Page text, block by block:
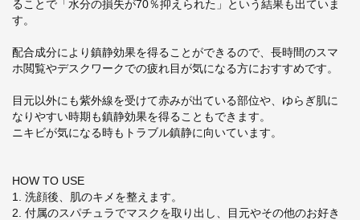
ることで「水分の損失が70％抑えられた」という結果も出ていま
す。
配合成分により鎮静効果を得ることができるので、長時間のスマ
ホ閲覧やデスクワークでの疲れ目が気になる方におすすめです。
目元以外にも紫外線を受けて赤みが出ている部位や、ゆらぎ肌に
なりやすい時期も鎮静効果を得ることもできます。
ニキビが気になる時もトラブル鎮静に向いています。
HOW TO USE
1. 洗顔後、肌のキメを整えます。
2. 付属のスパチュラでマスクを取り出し、目元やその他のお好き